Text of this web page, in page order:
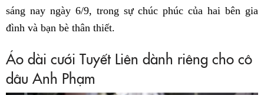
sáng nay ngày 6/9, trong sự chúc phúc của hai bên gia
đình và bạn bè thân thiết.
Áo dài cưới Tuyết Liên dành riêng cho cô
dâu Anh Phạm